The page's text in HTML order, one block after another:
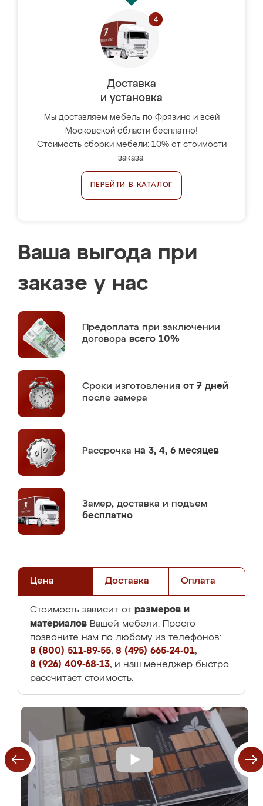
Доставка
и установка
Мы доставляем мебель по Фрязино и всей
Московской области бесплатно!
Стоимость сборки мебели: 10% от стоимости
заказа.
ПЕРЕЙТИ В КАТАЛОГ
Ваша выгода при
заказе у нас
Предоплата при заключении
договора всего 10%
Сроки изготовления от 7 дней
после замера
Рассрочка на 3, 4, 6 месяцев
Замер, доставка и подъем
бесплатно
Цена Доставка Оплата
Стоимость зависит от размеров и
материалов Вашей мебели. Просто
позвоните нам по любому из телефонов:
8 (800) 511-89-55, 8 (495) 665-24-01,
8 (926) 409-68-13, и наш менеджер быстро
рассчитает стоимость.